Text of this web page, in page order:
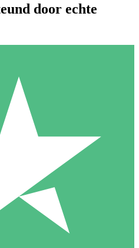
Geen maandelijkse
1000
door echte